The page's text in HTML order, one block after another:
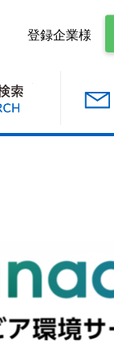
登録企業様